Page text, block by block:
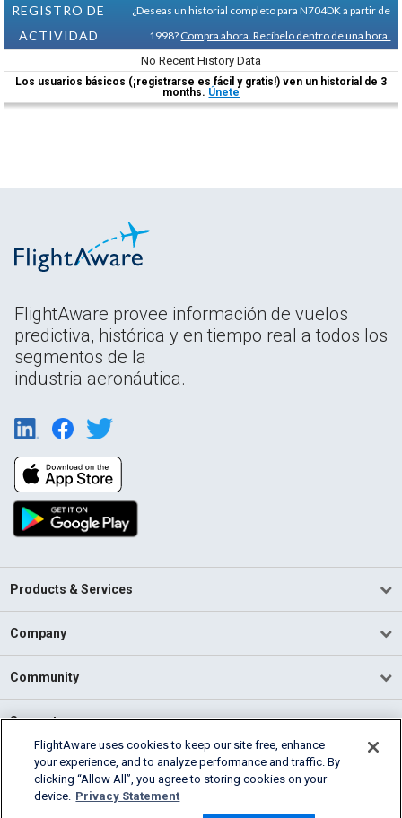
REGISTRO DE
ACTIVIDAD
¿Deseas un historial completo para N704DK a partir de
1998? Compra ahora. Recíbelo dentro de una hora.
No Recent History Data
Los usuarios básicos (¡registrarse es fácil y gratis!) ven un historial de 3
months. Únete
FlightAware provee información de vuelos
predictiva, histórica y en tiempo real a todos los
segmentos de la
industria aeronáutica.
Products & Services
Company
Community
Support
English (USA)
2026 FlightAware
Cookie Settings
FlightAware uses cookies to keep our site free, enhance
your experience, and to analyze performance and traffic. By
clicking “Allow All”, you agree to storing cookies on your
device. Privacy Statement